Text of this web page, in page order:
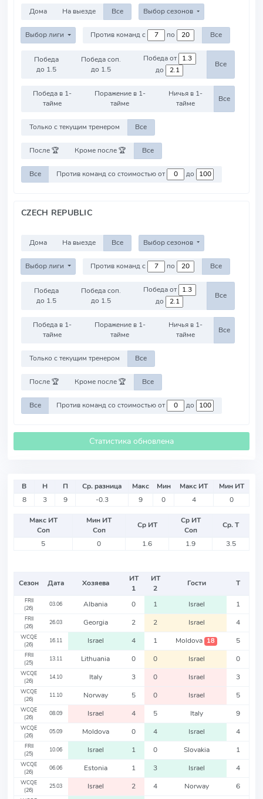
Дома На выезде Все Выбор сезонов
Выбор лиги Против команд с по Все
Победа
до 1.5
Победа соп.
до 1.5
Победа от
до
Все
Победа в 1-
тайме
Поражение в 1-
тайме
Ничья в 1-
тайме
Все
Только с текущим тренером Все
После 🏆 Кроме после 🏆 Все
Все Против команд со стоимостью от до
CZECH REPUBLIC
Дома На выезде Все Выбор сезонов
Выбор лиги Против команд с по Все
Победа
до 1.5
Победа соп.
до 1.5
Победа от
до
Все
Победа в 1-
тайме
Поражение в 1-
тайме
Ничья в 1-
тайме
Все
Только с текущим тренером Все
После 🏆 Кроме после 🏆 Все
Все Против команд со стоимостью от до
Статистика обновлена
В Н П Ср. разница Макс Мин Макс ИТ
Мин ИТ
8
3 9 -0.3 9 0 4 0
Макс ИТ
Соп
Мин ИТ
Соп
Ср ИТ
Ср ИТ
Соп
Ср. Т
5
0 1.6 1.9 3.5
Сезон Дата Хозяева
ИТ
1
ИТ
2
Гости Т
FRII
(26)
03.06 Albania 0 1 Israel 1
FRII
(26)
26.03 Georgia 2 2 Israel 4
WCQE
(26)
16.11 Israel 4 1 Moldova 18 5
FRII
(25)
13.11 Lithuania 0 0 Israel 0
WCQE
(26)
14.10 Italy 3 0 Israel 3
WCQE
(26)
11.10 Norway 5 0 Israel 5
WCQE
(26)
08.09 Israel 4 5 Italy 9
WCQE
(26)
05.09 Moldova 0 4 Israel 4
FRII
(25)
10.06 Israel 1 0 Slovakia 1
WCQE
(26)
06.06 Estonia 1 3 Israel 4
WCQE
(26)
25.03 Israel 2 4 Norway 6